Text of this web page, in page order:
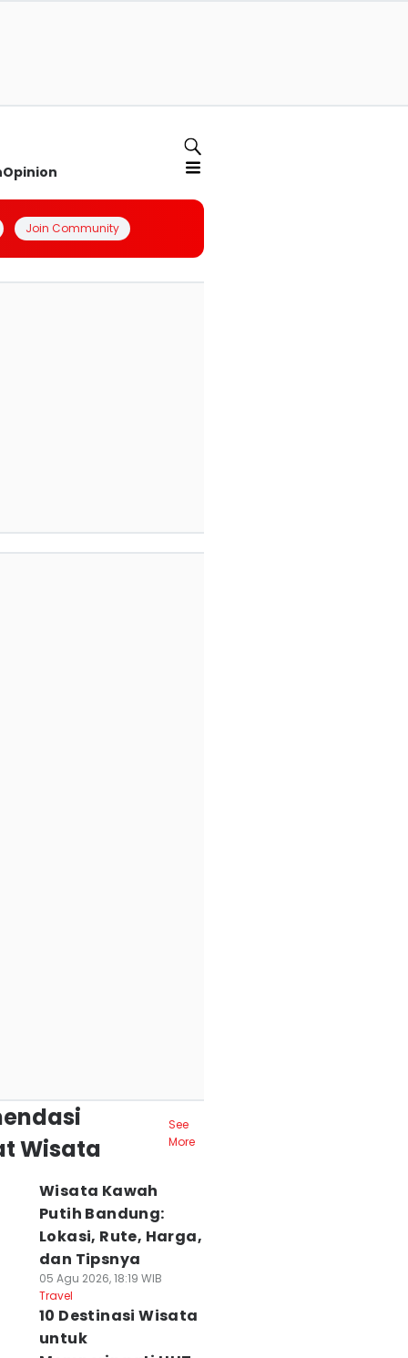
Opinion
Join Community
Wisata
See
More
Wisata Kawah
Putih Bandung:
Lokasi, Rute, Harga,
dan Tipsnya
05 Agu 2026, 18:19 WIB
Travel
10 Destinasi Wisata
untuk